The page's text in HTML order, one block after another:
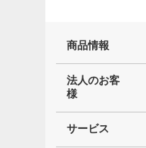
商品情報
法人のお客
様
サービス